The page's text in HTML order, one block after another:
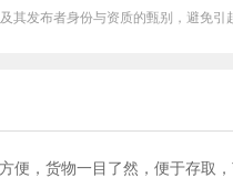
其发布者身份与资质的甄别，避免
便， 货物一目了然，便于存取